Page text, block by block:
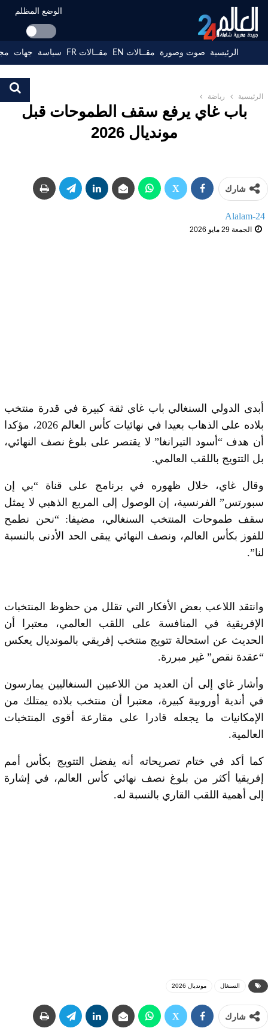
الوضع المظلم
الرئيسية صوت وصورة مقــالات EN مقــالات FR سياسة جهات
الرئيسية رياضة
باب غاي يرفع سقف الطموحات قبل
مونديال 2026
شارك
Alalam-24
الجمعة 29 مايو 2026
أبدى الدولي السنغالي باب غاي ثقة كبيرة في قدرة منتخب
بلاده على الذهاب بعيدا في نهائيات كأس العالم 2026، مؤكدا
أن هدف “أسود التيرانغا” لا يقتصر على بلوغ نصف النهائي،
بل التتويج باللقب العالمي.
وقال غاي، خلال ظهوره في برنامج على قناة “بي إن
سبورتس” الفرنسية، إن الوصول إلى المربع الذهبي لا يمثل
سقف طموحات المنتخب السنغالي، مضيفا: “نحن نطمح
للفوز بكأس العالم، ونصف النهائي يبقى الحد الأدنى بالنسبة
لنا”.
وانتقد اللاعب بعض الأفكار التي تقلل من حظوظ المنتخبات
الإفريقية في المنافسة على اللقب العالمي، معتبرا أن
الحديث عن استحالة تتويج منتخب إفريقي بالمونديال يعكس
“عقدة نقص” غير مبررة.
وأشار غاي إلى أن العديد من اللاعبين السنغاليين يمارسون
في أندية أوروبية كبيرة، معتبرا أن منتخب بلاده يمتلك من
الإمكانيات ما يجعله قادرا على مقارعة أقوى المنتخبات
العالمية.
كما أكد في ختام تصريحاته أنه يفضل التتويج بكأس أمم
إفريقيا أكثر من بلوغ نصف نهائي كأس العالم، في إشارة
إلى أهمية اللقب القاري بالنسبة له.
السنغال مونديال 2026
شارك